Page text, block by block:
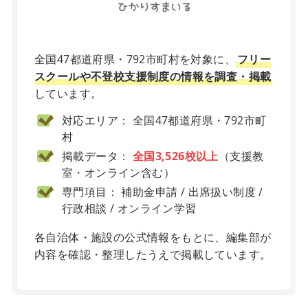
全国47都道府県・792市町村を対象に、 フリー
スクールや不登校支援制度の情報を調査・掲載
しています。
対応エリア： 全国47都道府県・792市町
村
掲載データ： 全国3,526校以上 （支援教
室・オンライン含む）
専門項目： 補助金申請 / 出席扱い制度 /
行政相談 / オンライン学習
各自治体・施設の公式情報をもとに、編集部が
内容を確認・整理したうえで掲載しています。